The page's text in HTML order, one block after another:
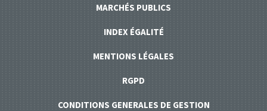
MARCHÉS PUBLICS
INDEX ÉGALITÉ
MENTIONS LÉGALES
RGPD
CONDITIONS GENERALES DE GESTION